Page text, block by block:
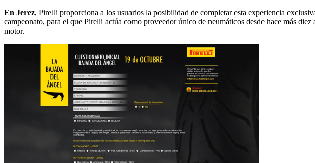
En Jerez, Pirelli proporciona a los usuarios la posibilidad de completar esta experiencia
campeonato, para el que Pirelli actúa como proveedor único de neumáticos desde hace más
motor.